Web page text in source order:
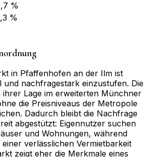
%
%
in Pfaffenhofen an der Ilm ist
und nachfragestark einzustufen. Die
Lage im erweiterten Münchner
die Preisniveaus der Metropole
Dadurch bleibt die Nachfrage
abgestützt: Eigennutzer suchen
und Wohnungen, während
verlässlichen Vermietbarkeit
zeigt eher die Merkmale eines